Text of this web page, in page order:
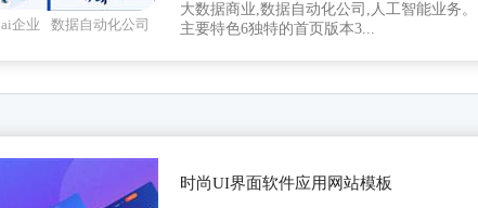
ai企业
数据自动化公司
大数据商业,数据自动化公司,人工智能业务。
主要特色6独特的首页版本3...
时尚UI界面软件应用网站模板